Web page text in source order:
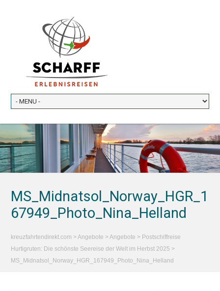
MS_Midnatsol_Norway_HGR_1
67949_Photo_Nina_Helland
kreuzfahrtendirekt.com >Angebote >Angebote > Postschiffreise
Hurtigruten: Die schönste Seereise der Welt im Herbst 2025 >
MS_Midnatsol_Norway_HGR_167949_Photo_Nina_Helland